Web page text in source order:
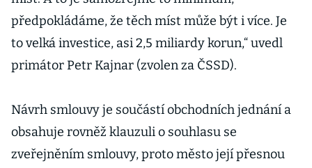
předpokládáme, že těch míst může být i více. Je
to velká investice, asi 2,5 miliardy korun,“ uvedl
primátor Petr Kajnar (zvolen za ČSSD).
Návrh smlouvy je součástí obchodních jednání a
obsahuje rovněž klauzuli o souhlasu se
zveřejněním smlouvy, proto město její přesnou